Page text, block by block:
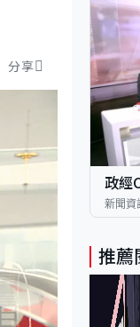
分享
政經
新聞資
推薦